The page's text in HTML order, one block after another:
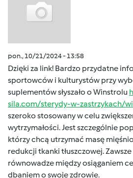
pon., 10/21/2024 - 13:58
Dzięki za link! Bardzo przydatne
sportowców i kulturystów przy
suplementów słyszało o Winstrolu
sila.com/sterydy-w-zastrzykach/
szeroko stosowany w celu
wytrzymałości. Jest szczególnie
którzy chcą utrzymać masę
redukcji tkanki tłuszczowej.
równowadze między osiąganiem
dbaniem o swoje zdrowie.